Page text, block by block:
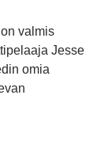
valmis
Jesse
omia